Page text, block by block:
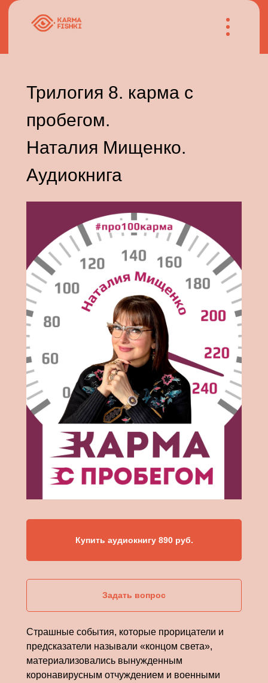
Трилогия 8. карма с
пробегом.
Наталия Мищенко.
Аудиокнига
Купить аудиокнигу 890 руб.
Задать вопрос
Страшные события, которые прорицатели и
предсказатели называли «концом света»,
материализовались вынужденным
коронавирусным отчуждением и военными